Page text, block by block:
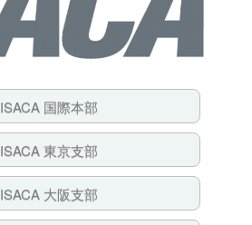
ISACA 国際本部
ISACA 東京支部
ISACA 大阪支部